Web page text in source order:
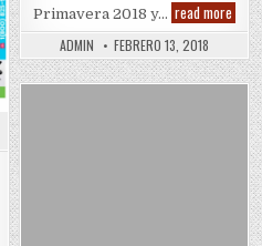
Primavera 2018 y… read more
|
2018
ADMIN FEBRERO 13, 2018